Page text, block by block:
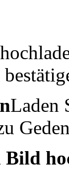
Laden
Bild